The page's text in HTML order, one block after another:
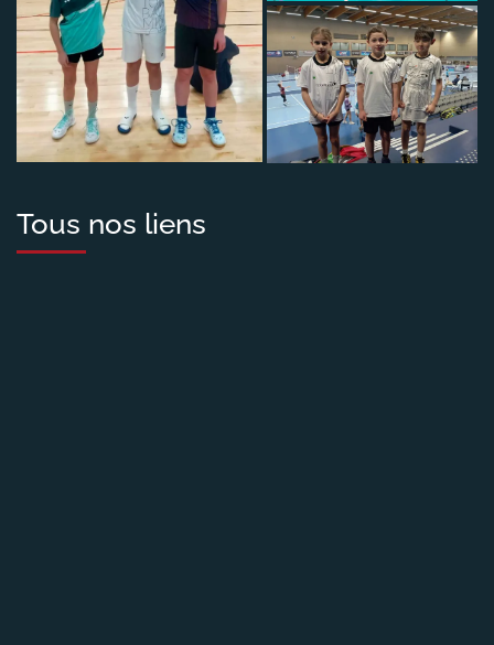
Tous nos liens